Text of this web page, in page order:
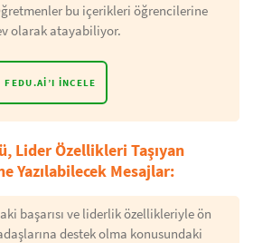
bu içerikleri öğrencilerine
olarak atayabiliyor.
FEDU.AI’I İNCELE
Lider Özellikleri Taşıyan
Yazılabilecek Mesajlar:
başarısı ve liderlik özellikleriyle ön
destek olma konusundaki